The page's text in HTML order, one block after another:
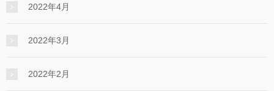
2022年4月
2022年3月
2022年2月